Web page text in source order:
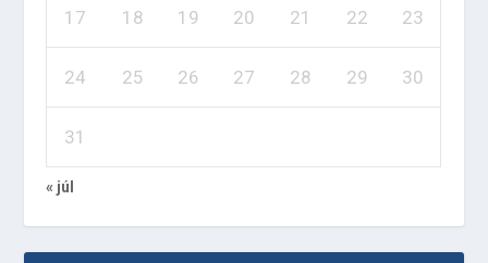
17 18 19 20 21 22 23
24 25 26 27 28 29 30
31
« júl